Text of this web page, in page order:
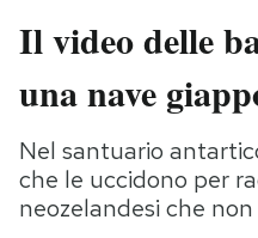
Italia
Politica
Tecnologia
Internet
Scienza
Il video delle
una nave
Nel santuario
che le uccidono per
neozelandesi che